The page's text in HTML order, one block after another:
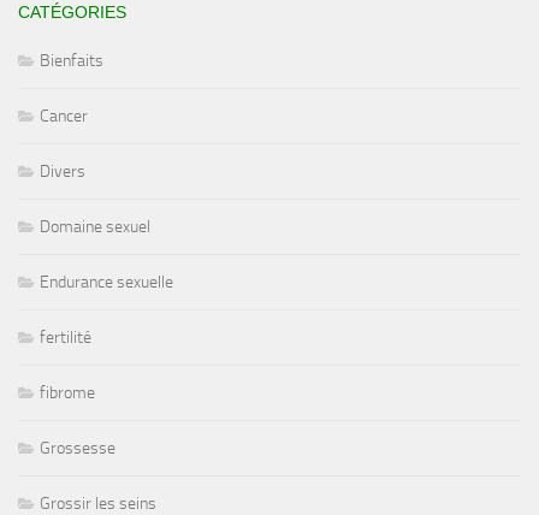
CATÉGORIES
Bienfaits
Cancer
Divers
Domaine sexuel
Endurance sexuelle
fertilité
fibrome
Grossesse
Grossir les seins